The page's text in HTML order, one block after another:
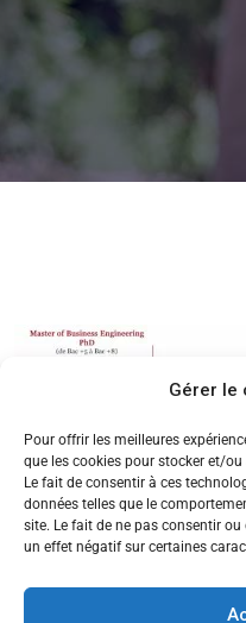
Gérer le
Pour offrir les meilleures
que les cookies pour stocker et/
Le fait de consentir à ces
données telles que le
site. Le fait de ne pas consentir
un effet négatif sur certaines